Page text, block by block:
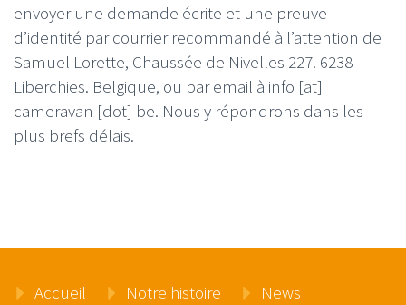
envoyer une demande écrite et une preuve
d’identité par courrier recommandé à l’attention de
Samuel Lorette, Chaussée de Nivelles 227. 6238
Liberchies. Belgique, ou par email à info [at]
cameravan [dot] be. Nous y répondrons dans les
plus brefs délais.
Accueil Notre histoire
News